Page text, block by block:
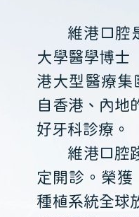
維港口腔
大學醫學博士
港大型醫療集
自香港、內地
好牙科診療。
維港口腔
定開診。榮獲
種植系統全球